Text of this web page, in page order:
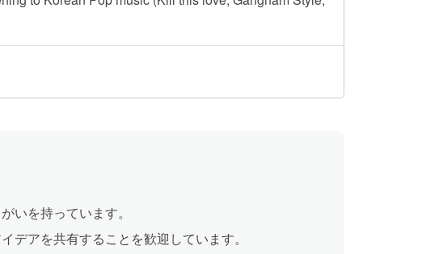
いを持っています。
デアを共有することを歓迎しています。